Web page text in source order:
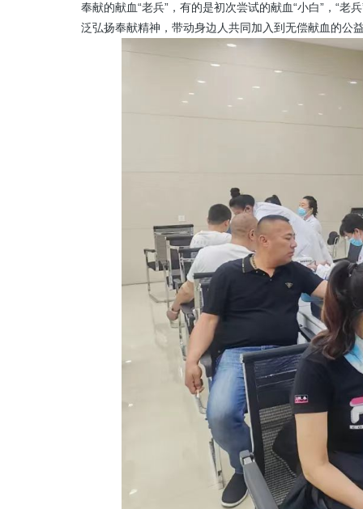
奉献的献血“老兵”，有的是初次尝试的献血“小白”，“
泛弘扬奉献精神，带动身边人共同加入到无偿献血的公